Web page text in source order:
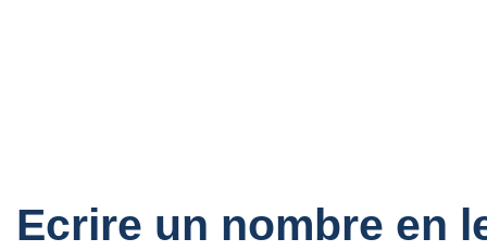
Ecrire un nombre en